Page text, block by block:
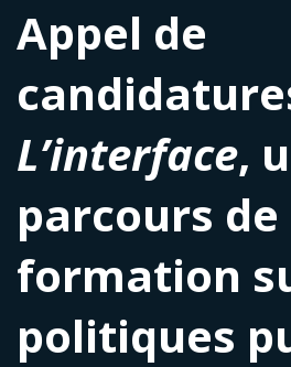
Appel de
L’interface,
parcours de
formation
politiques